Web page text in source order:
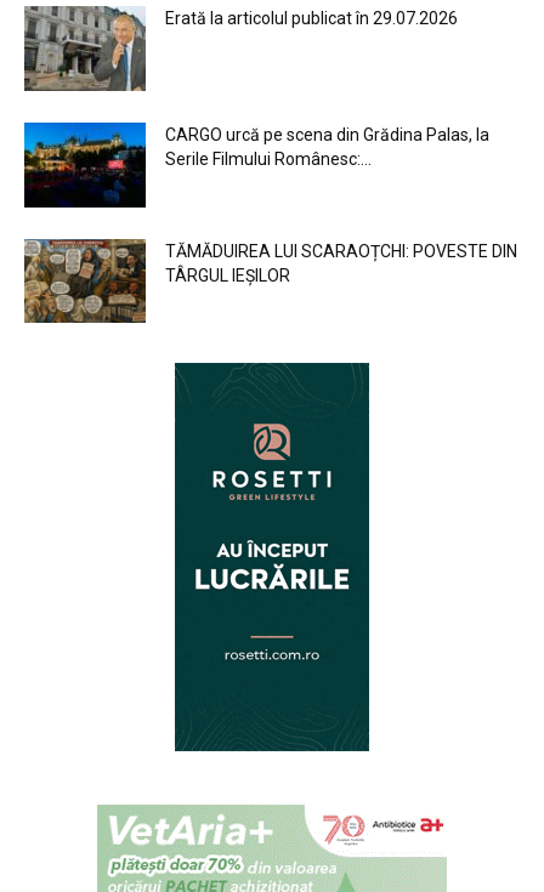
Erată la articolul publicat în 29.07.2026
CARGO urcă pe scena din Grădina Palas, la
Serile Filmului Românesc:...
TĂMĂDUIREA LUI SCARAOȚCHI: POVESTE DIN
TÂRGUL IEȘILOR